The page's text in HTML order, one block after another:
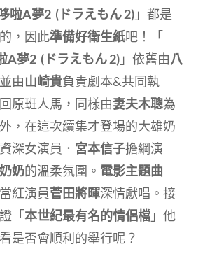
啦A夢2 (ドラえもん 2) 」都是
，因此準備好衛生紙吧！「
A夢2 (ドラえもん 2) 」依舊由八
由山崎貴負責劇本&共同執
原班人馬，同樣由妻夫木聰為
，在這次續集才登場的大雄奶
深女演員． 宮本信子擔綱演
奶的溫柔氛圍。 電影主題曲
紅演員菅田將暉深情獻唱。接
「本世紀最有名的情侶檔 」他
看是否會順利的舉行呢？